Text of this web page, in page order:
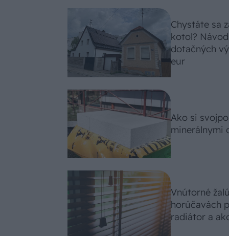
Chystáte sa
kotol?
dotačných
eur
Ako si
minerálnymi
Vnútorné
horúčavách
radiátor a